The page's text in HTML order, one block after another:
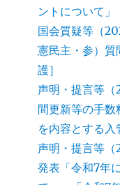
ントについて」
国会質疑等（
憲民主・参）
護］
声明・提言等
間更新等の手数
を内容とする入
声明・提言等
発表「令和7年